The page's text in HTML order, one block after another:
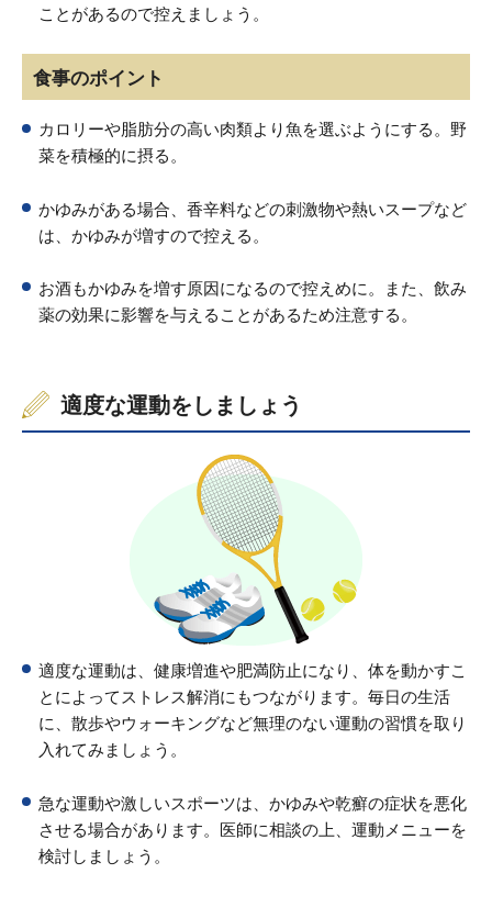
ことがあるので控えましょう。
食事のポイント
カロリーや脂肪分の高い肉類より魚を選ぶようにする。野
菜を積極的に摂る。
かゆみがある場合、香辛料などの刺激物や熱いスープなど
は、かゆみが増すので控える。
お酒もかゆみを増す原因になるので控えめに。また、飲み
薬の効果に影響を与えることがあるため注意する。
適度な運動をしましょう
適度な運動は、健康増進や肥満防止になり、体を動かすこ
とによってストレス解消にもつながります。毎日の生活
に、散歩やウォーキングなど無理のない運動の習慣を取り
入れてみましょう。
急な運動や激しいスポーツは、かゆみや乾癬の症状を悪化
させる場合があります。医師に相談の上、運動メニューを
検討しましょう。